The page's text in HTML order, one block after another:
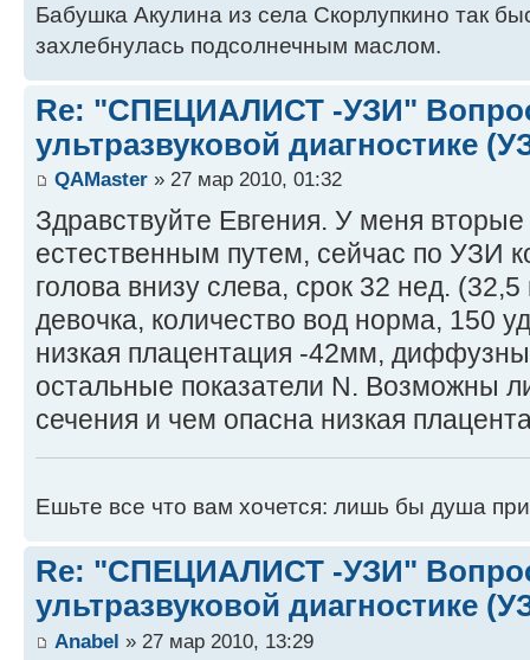
Бабушка Акулина из села Скорлупкино так
захлебнулась подсолнечным маслом.
Re: "СПЕЦИАЛИСТ -УЗИ"
ультразвуковой диагностике
QAMaster » 27 мар 2010, 01:32
Здравствуйте Евгения. У меня
естественным путем, сейчас по УЗИ
голова внизу слева, срок 32 нед.
девочка, количество вод норма, 150
низкая плацентация -42мм,
остальные показатели N. Возможны
сечения и чем опасна низкая
Ешьте все что вам хочется: лишь бы душа
Re: "СПЕЦИАЛИСТ -УЗИ"
ультразвуковой диагностике
Anabel » 27 мар 2010, 13:29